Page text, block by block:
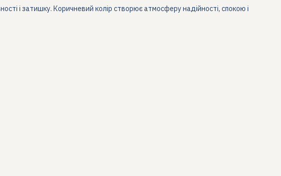
і затишку. Коричневий колір створює атмосферу надійності, спокою і